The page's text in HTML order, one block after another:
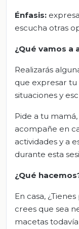
Énfasis:
escucha otras
¿Qué vamos a
Realizarás
que expresar
situaciones y
Pide a tu
acompañe en
actividades y a
durante esta
¿Qué
En casa,
crees que sea
macetas